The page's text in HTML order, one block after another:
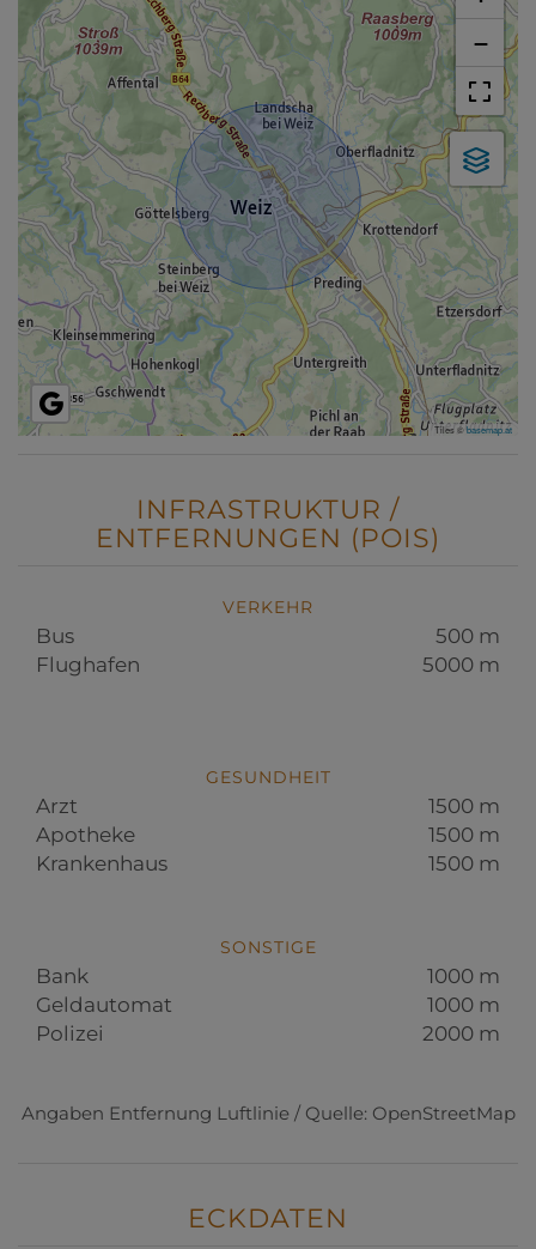
−
Tiles ©basemap.at
INFRASTRUKTUR /
ENTFERNUNGEN (POIS)
VERKEHR
Bus
500 m
Flughafen
5000 m
GESUNDHEIT
Arzt
1500 m
Apotheke
1500 m
Krankenhaus
1500 m
SONSTIGE
Bank
1000 m
Geldautomat
1000 m
Polizei
2000 m
Angaben Entfernung Luftlinie / Quelle: OpenStreetMap
ECKDATEN